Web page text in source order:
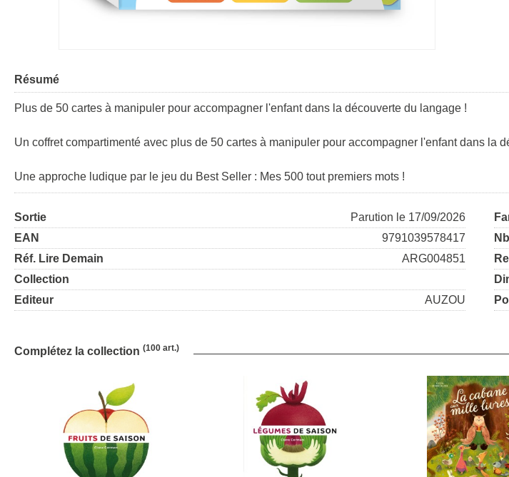
Résumé
Plus de 50 cartes à manipuler pour accompagner l'enfant dans la découverte du langage !
Un coffret compartimenté avec plus de 50 cartes à manipuler pour accompagner l'enfant dans
Une approche ludique par le jeu du Best Seller : Mes 500 tout premiers mots !
Sortie
Parution le 17/09/2026
EAN
9791039578417
Réf. Lire Demain
ARG004851
Collection
Editeur
AUZOU
Complétez la collection (100 art.)